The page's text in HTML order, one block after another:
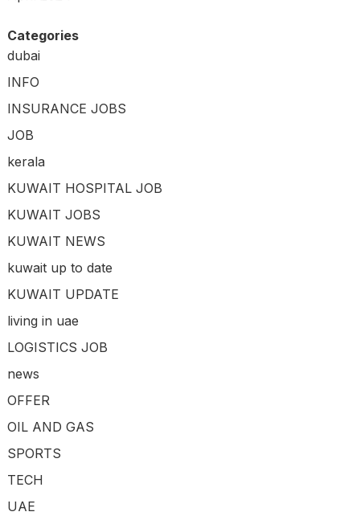
Categories
dubai
INFO
INSURANCE JOBS
JOB
kerala
KUWAIT HOSPITAL JOB
KUWAIT JOBS
KUWAIT NEWS
kuwait up to date
KUWAIT UPDATE
living in uae
LOGISTICS JOB
news
OFFER
OIL AND GAS
SPORTS
TECH
UAE